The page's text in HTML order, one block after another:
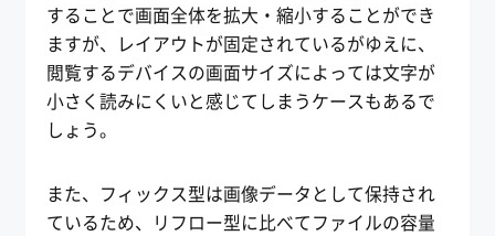
することで画面全体を拡大・縮小することができ
ますが、レイアウトが固定されているがゆえに、
閲覧するデバイスの画面サイズによっては文字が
小さく読みにくいと感じてしまうケースもあるで
しょう。
また、フィックス型は画像データとして保持され
ているため、リフロー型に比べてファイルの容量